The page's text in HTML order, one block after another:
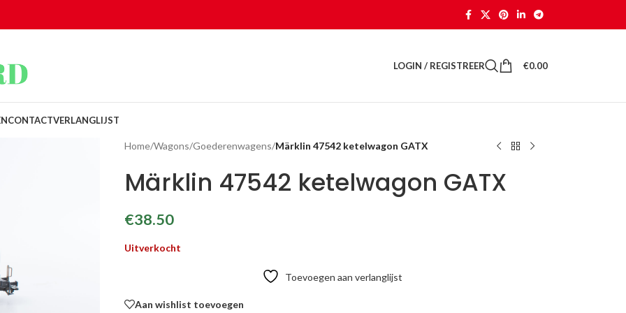
LOGIN / REGISTREER €0.00
CONTACTVERLANGLIJST
Home/Wagons/Goederenwagens/Märklin 47542 ketelwagon GATX
Märklin 47542 ketelwagon GATX
€38.50
Uitverkocht
Toevoegen aan verlanglijst
Aan wishlist toevoegen